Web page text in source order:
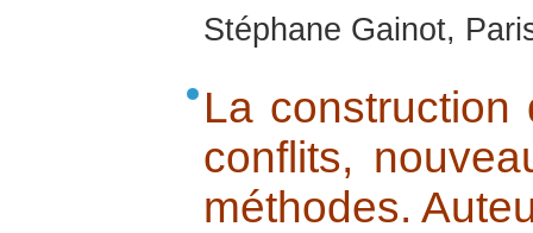
Stéphane Gainot,
La
conflits,
méthodes.